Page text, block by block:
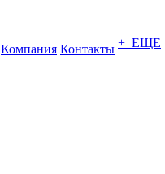
Компания Контакты + ЕЩЕ